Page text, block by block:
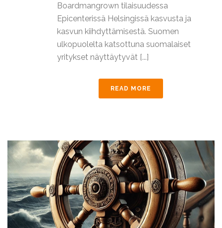
Boardmangrown tilaisuudessa
Epicenterissä Helsingissä kasvusta ja
kasvun kiihdyttämisestä. Suomen
ulkopuolelta katsottuna suomalaiset
yritykset näyttäytyvät [...]
READ MORE